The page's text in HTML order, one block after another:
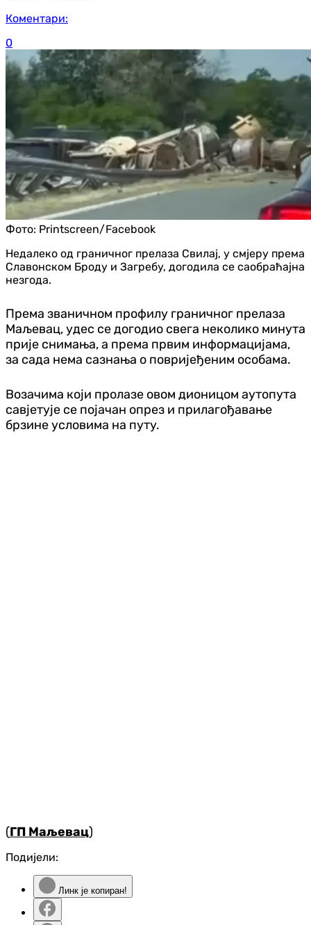
Коментари:
0
Фото: Printscreen/Facebook
Недалеко од граничног прелаза Свилај, у смјеру према
Славонском Броду и Загребу, догодила се саобраћајна
незгода.
Према званичном профилу граничног прелаза
Маљевац, удес се догодио свега неколико минута
прије снимања, а према првим информацијама,
за сада нема сазнања о повријеђеним особама.
Возачима који пролазе овом дионицом аутопута
савјетује се појачан опрез и прилагођавање
брзине условима на путу.
(ГП Маљевац)
Подијели:
Линк је копиран!